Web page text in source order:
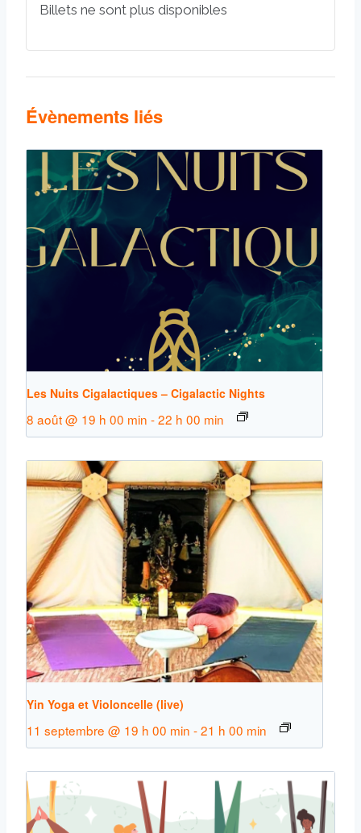
Billets ne sont plus disponibles
Évènements liés
Les Nuits Cigalactiques – Cigalactic Nights
8 août @ 19 h 00 min -22 h 00 min
Yin Yoga et Violoncelle (live)
11 septembre @ 19 h 00 min -21 h 00 min